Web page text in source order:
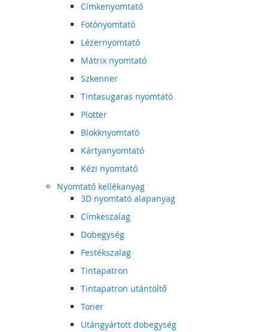
Címkenyomtató
Fotónyomtató
Lézernyomtató
Mátrix nyomtató
Szkenner
Tintasugaras nyomtató
Plotter
Blokknyomtató
Kártyanyomtató
Kézi nyomtató
Nyomtató kellékanyag
3D nyomtató alapanyag
Címkeszalag
Dobegység
Festékszalag
Tintapatron
Tintapatron utántöltő
Toner
Utángyártott dobegység